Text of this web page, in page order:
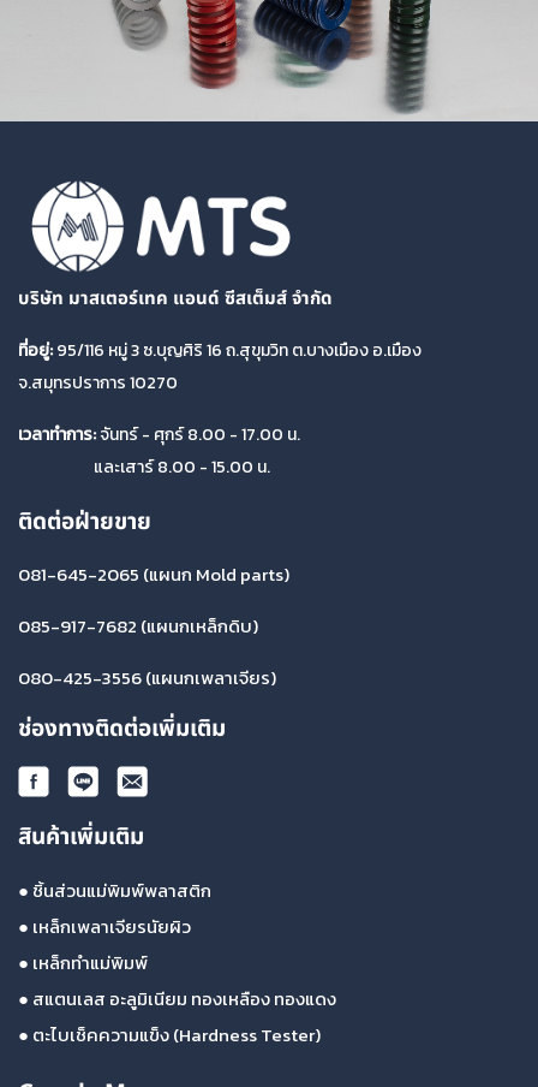
บริษัท มาสเตอร์เทค แอนด์ ซีสเต็มส์ จำกัด
ที่อยู่:95/116 หมู่ 3 ซ.บุญศิริ 16 ถ.สุขุมวิท ต.บางเมือง อ.เมือง
จ.สมุทรปราการ 10270
เวลาทำการ:จันทร์ - ศุกร์ 8.00 - 17.00 น.
และเสาร์ 8.00 - 15.00 น.
ติดต่อฝ่ายขาย
081-645-2065 (แผนก Mold parts)
085-917-7682 (แผนกเหล็กดิบ)
080-425-3556(แผนกเพลาเจียร)
ช่องทางติดต่อเพิ่มเติม
สินค้าเพิ่มเติม
● ชิ้นส่วนแม่พิมพ์พลาสติก
● เหล็กเพลาเจียรนัยผิว
● เหล็กทำแม่พิมพ์
● สแตนเลส อะลูมิเนียม ทองเหลือง ทองแดง
● ตะไบเช็คความแข็ง (Hardness Tester)